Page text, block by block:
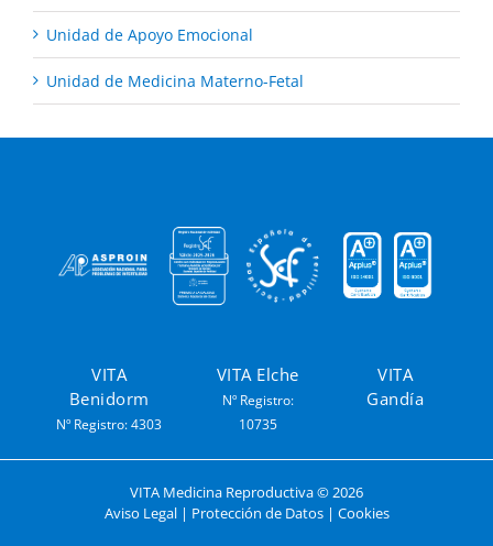
Unidad de Apoyo Emocional
Unidad de Medicina Materno-Fetal
VITA
Benidorm
Nº Registro: 4303
VITA Elche
Nº Registro:
10735
VITA
Gandía
VITA Medicina Reproductiva ©2026
Aviso Legal| Protección de Datos| Cookies